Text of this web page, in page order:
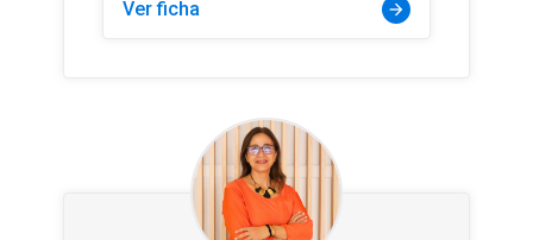
Ver ficha arrow_forward